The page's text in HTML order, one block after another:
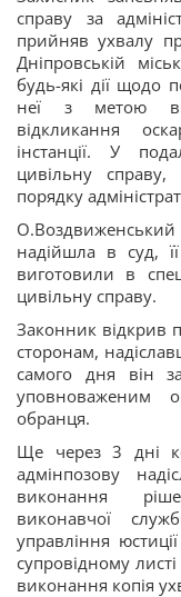
справу за
прийняв ухвалу
Дніпровській
будь-які дії щодо
неї з метою
відкликання
інстанції. У
цивільну справу,
порядку
надійшла в суд,
виготовили в
цивільну справу.
Законник відкрив
сторонам,
самого дня він
уповноваженим
обранця.
Ще через 3 дні
адмінпозову
виконання
виконавчої
управління
супровідному
виконання копія